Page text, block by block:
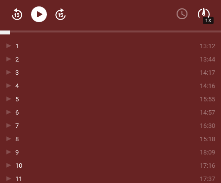
1X
13:12
1
13:44
2
14:17
3
14:16
4
15:55
5
14:57
6
16:30
7
15:18
8
18:09
9
17:16
10
17:37
11